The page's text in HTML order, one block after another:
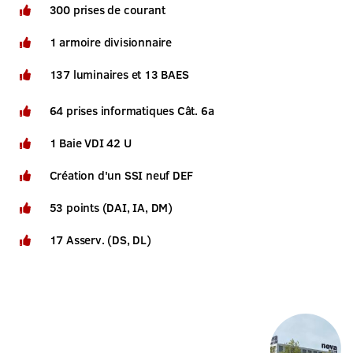
300 prises de courant
1 armoire divisionnaire
137 luminaires et 13 BAES
64 prises informatiques Cât. 6a
1 Baie VDI 42 U
Création d'un SSI neuf DEF
53 points (DAI, IA, DM)
17 Asserv. (DS, DL)